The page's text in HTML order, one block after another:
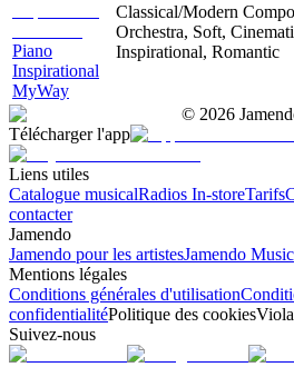
Piano
Inspirational
MyWay
Classical/Modern
Orchestra, Soft,
Inspirational, Romantic
© 2026
Télécharger l'app
Liens utiles
Catalogue musicalRadios In-storeTarifs
contacter
Jamendo
Jamendo pour les artistesJamendo Music
Mentions légales
Conditions générales d'utilisation
confidentialitéPolitique des cookies
Suivez-nous